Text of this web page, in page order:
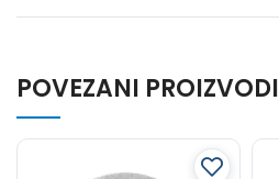
POVEZANI PROIZVODI